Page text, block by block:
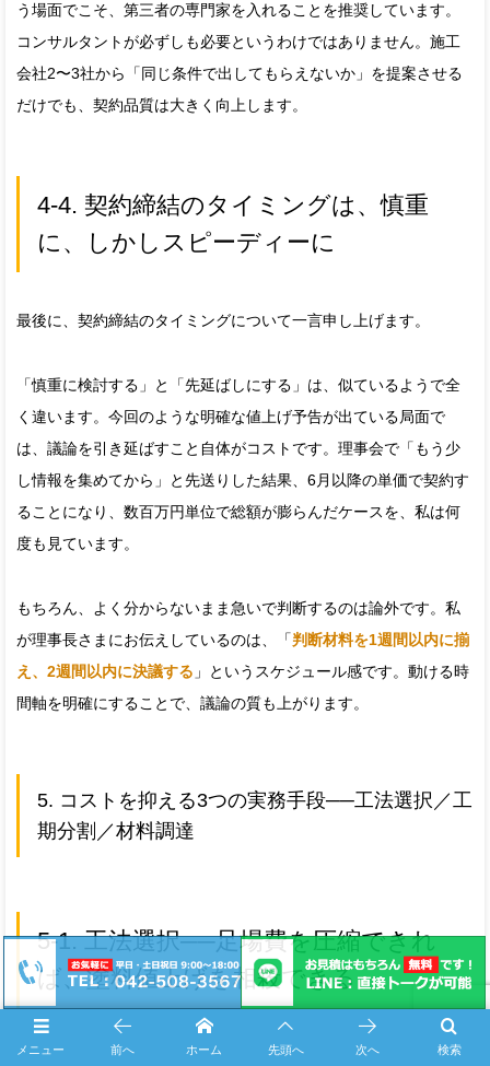
う場面でこそ、第三者の専門家を入れることを推奨しています。
コンサルタントが必ずしも必要というわけではありません。施工
会社2〜3社から「同じ条件で出してもらえないか」を提案させる
だけでも、契約品質は大きく向上します。
4-4. 契約締結のタイミングは、慎重
に、しかしスピーディーに
最後に、契約締結のタイミングについて一言申し上げます。
「慎重に検討する」と「先延ばしにする」は、似ているようで全
く違います。今回のような明確な値上げ予告が出ている局面で
は、議論を引き延ばすこと自体がコストです。理事会で「もう少
し情報を集めてから」と先送りした結果、6月以降の単価で契約す
ることになり、数百万円単位で総額が膨らんだケースを、私は何
度も見ています。
もちろん、よく分からないまま急いで判断するのは論外です。私
が理事長さまにお伝えしているのは、「判断材料を1週間以内に揃
え、2週間以内に決議する 」というスケジュール感です。動ける時
間軸を明確にすることで、議論の質も上がります。
5. コストを抑える3つの実務手段──工法選択／工
期分割／材料調達
5-1. 工法選択──足場費を圧縮できれ
ば、塗料値上げを相殺できる
ここからは、明誠の本業の話に踏み込ませてください。
メニュー 検索
前へ ホーム 先頭へ 次へ